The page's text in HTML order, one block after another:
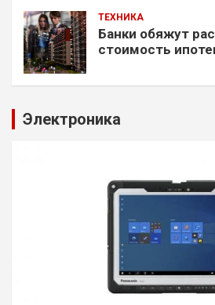
ТЕХНИКА
Банки обяжут
стоимость
Электроника